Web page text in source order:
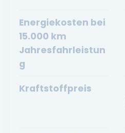
Energiekosten bei
15.000 km
Jahresfahrleistun
g
Kraftstoffpreis